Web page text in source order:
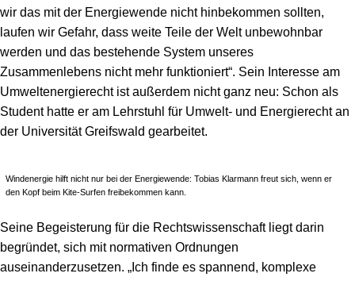
wir das mit der Energiewende nicht hinbekommen sollten,
laufen wir Gefahr, dass weite Teile der Welt unbewohnbar
werden und das bestehende System unseres
Zusammenlebens nicht mehr funktioniert“. Sein Interesse am
Umweltenergierecht ist außerdem nicht ganz neu: Schon als
Student hatte er am Lehrstuhl für Umwelt- und Energierecht an
der Universität Greifswald gearbeitet.
Windenergie hilft nicht nur bei der Energiewende: Tobias Klarmann freut sich, wenn er
den Kopf beim Kite-Surfen freibekommen kann.
Seine Begeisterung für die Rechtswissenschaft liegt darin
begründet, sich mit normativen Ordnungen
auseinanderzusetzen. „Ich finde es spannend, komplexe